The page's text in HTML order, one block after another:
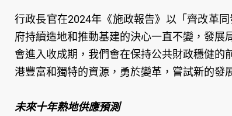
行政長官在2024年《施政報告》以「齊改革
府持續造地和推動基建的決心一直不變，發展
會進入收成期，我們會在保持公共財政穩健的
港豐富和獨特的資源，勇於變革，嘗試新的發
未來十年熟地供應預測